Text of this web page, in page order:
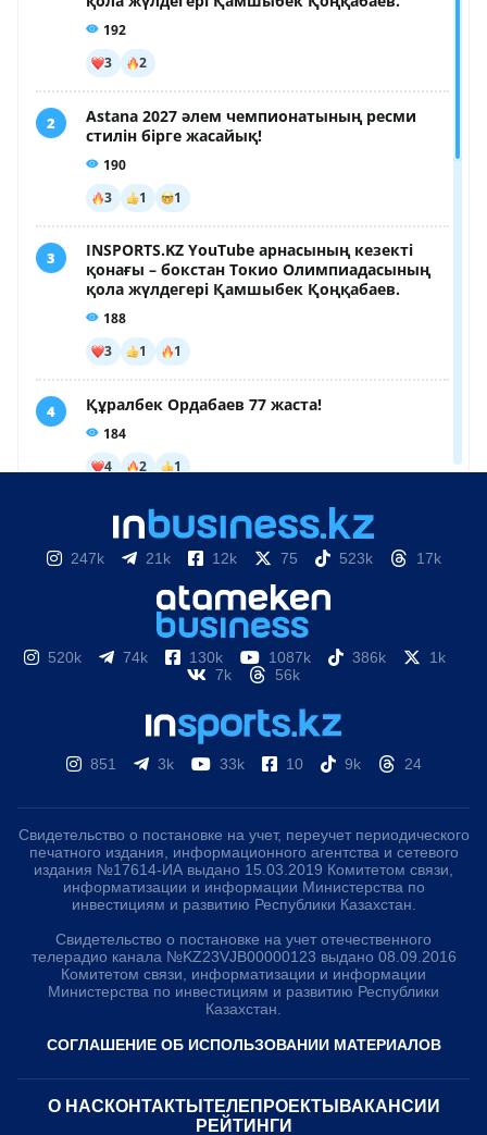
247k 21k 12k 75 523k 17k
520k 74k 130k 1087k 386k
1k
7k
56k
851 3k 33k 10 9k 24
Свидетельство о постановке на учет, переучет периодического
печатного издания, информационного агентства и сетевого
издания №17614-ИА выдано 15.03.2019 Комитетом связи,
информатизации и информации Министерства по
инвестициям и развитию Республики Казахстан.
Свидетельство о постановке на учет отечественного
телерадио канала №KZ23VJB00000123 выдано 08.09.2016
Комитетом связи, информатизации и информации
Министерства по инвестициям и развитию Республики
Казахстан.
СОГЛАШЕНИЕ ОБ ИСПОЛЬЗОВАНИИ МАТЕРИАЛОВ
О НАС КОНТАКТЫ ТЕЛЕПРОЕКТЫ ВАКАНСИИ
РЕЙТИНГИ